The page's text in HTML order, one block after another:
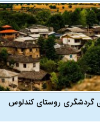
گردشگری روستای کندلوس